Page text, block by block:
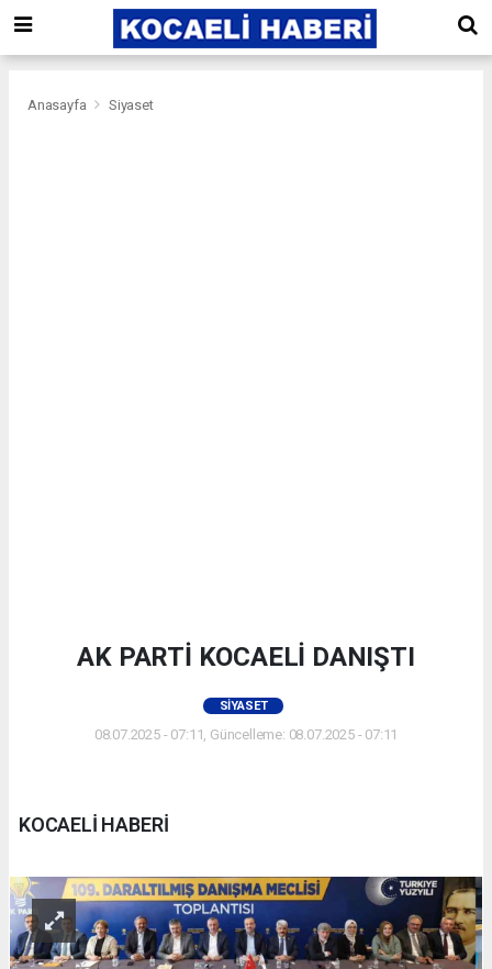
Anasayfa Siyaset
AK PARTİ KOCAELİ DANIŞTI
SIYASET
08.07.2025 - 07:11, Güncelleme: 08.07.2025 - 07:11
KOCAELİ HABERİ